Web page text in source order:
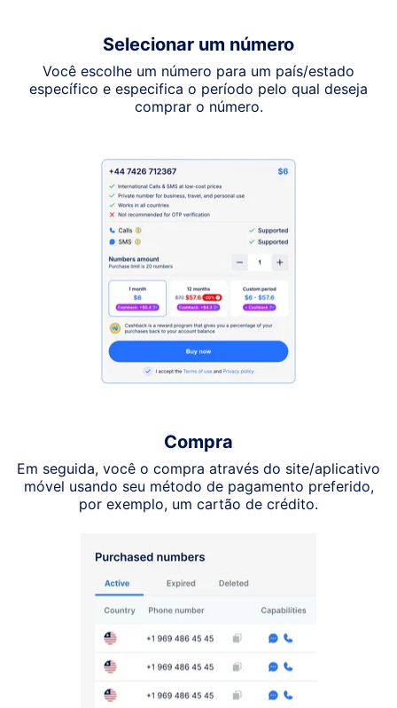
Selecionar um número
Você escolhe um número para um país/estado
específico e especifica o período pelo qual deseja
comprar o número.
Compra
Em seguida, você o compra através do site/aplicativo
móvel usando seu método de pagamento preferido,
por exemplo, um cartão de crédito.